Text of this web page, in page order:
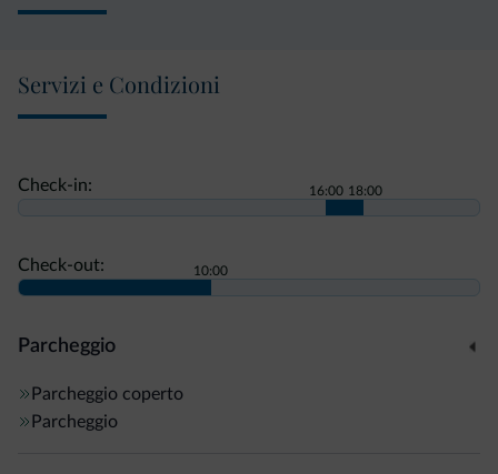
Servizi e Condizioni
Check-in: 16:00 18:00
Check-out: 10:00
Parcheggio
Parcheggio coperto
Parcheggio